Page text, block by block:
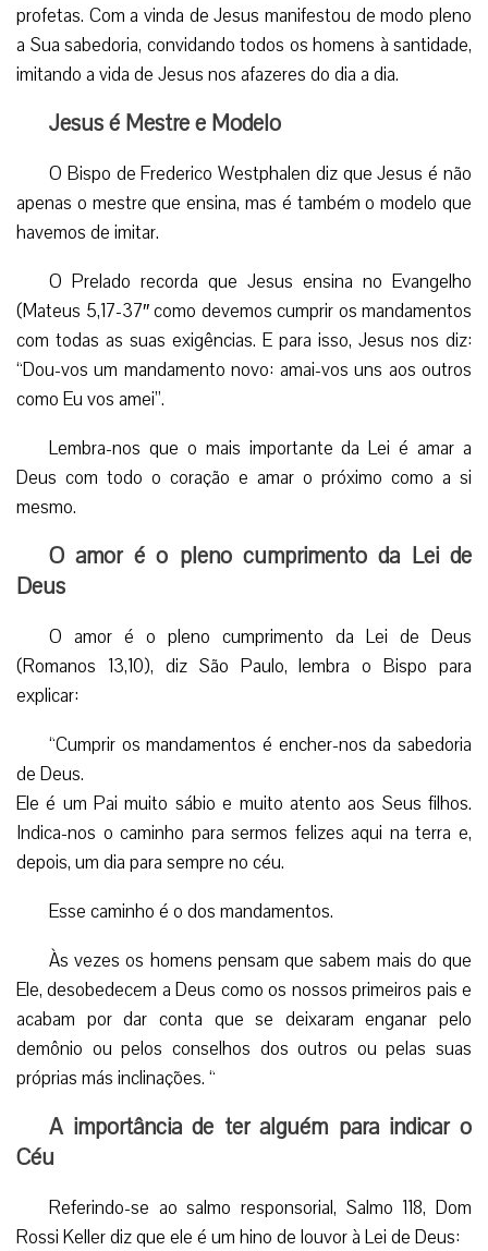
profetas. Com a vinda de Jesus manifestou de modo pleno
a Sua sabedoria, convidando todos os homens à santidade,
imitando a vida de Jesus nos afazeres do dia a dia.
Jesus é Mestre e Modelo
O Bispo de Frederico Westphalen diz que Jesus é não
apenas o mestre que ensina, mas é também o modelo que
havemos de imitar.
O Prelado recorda que Jesus ensina no Evangelho
(Mateus 5,17-37″ como devemos cumprir os mandamentos
com todas as suas exigências. E para isso, Jesus nos diz:
“Dou-vos um mandamento novo: amai-vos uns aos outros
como Eu vos amei”.
Lembra-nos que o mais importante da Lei é amar a
Deus com todo o coração e amar o próximo como a si
mesmo.
O amor é o pleno cumprimento da Lei de
Deus
O amor é o pleno cumprimento da Lei de Deus
(Romanos 13,10), diz São Paulo, lembra o Bispo para
explicar:
“Cumprir os mandamentos é encher-nos da sabedoria
de Deus.
Ele é um Pai muito sábio e muito atento aos Seus filhos.
Indica-nos o caminho para sermos felizes aqui na terra e,
depois, um dia para sempre no céu.
Esse caminho é o dos mandamentos.
Às vezes os homens pensam que sabem mais do que
Ele, desobedecem a Deus como os nossos primeiros pais e
acabam por dar conta que se deixaram enganar pelo
demônio ou pelos conselhos dos outros ou pelas suas
próprias más inclinações. “
A importância de ter alguém para indicar o
Céu
Referindo-se ao salmo responsorial, Salmo 118, Dom
Rossi Keller diz que ele é um hino de louvor à Lei de Deus: